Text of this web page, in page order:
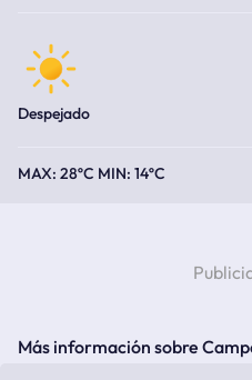
Despejado
28ºC 14ºC
Más información sobre